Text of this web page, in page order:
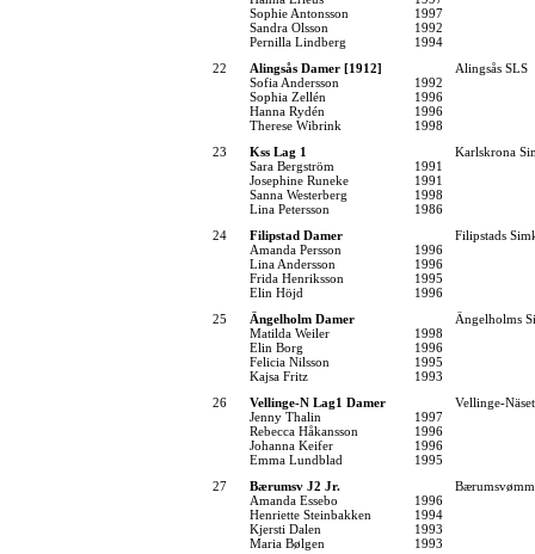
Sophie Antonsson
1997
Sandra Olsson
1992
Pernilla Lindberg
1994
22
Alingsås Damer [1912]
Alingsås SLS
Sofia Andersson
1992
Sophia Zellén
1996
Hanna Rydén
1996
Therese Wibrink
1998
23
Kss Lag 1
Karlskrona
Sara Bergström
1991
Josephine Runeke
1991
Sanna Westerberg
1998
Lina Petersson
1986
24
Filipstad Damer
Filipstads
Amanda Persson
1996
Lina Andersson
1996
Frida Henriksson
1995
Elin Höjd
1996
25
Ängelholm Damer
Ängelholms
Matilda Weiler
1998
Elin Borg
1996
Felicia Nilsson
1995
Kajsa Fritz
1993
26
Vellinge-N Lag1 Damer
Vellinge-
Jenny Thalin
1997
Rebecca Håkansson
1996
Johanna Keifer
1996
Emma Lundblad
1995
27
Bærumsv J2 Jr.
Amanda Essebo
1996
Henriette Steinbakken
1994
Kjersti Dalen
1993
Maria Bølgen
1993